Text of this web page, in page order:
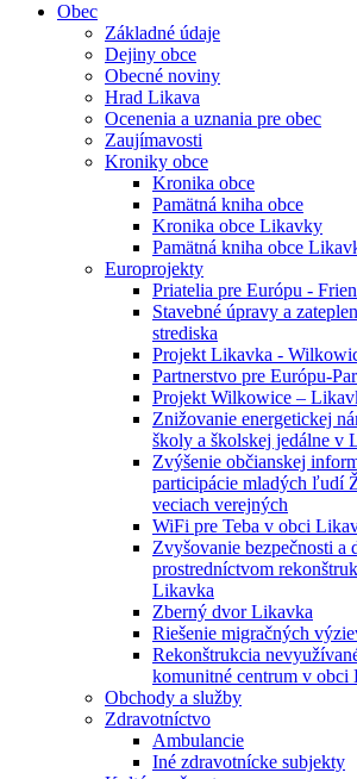
Obec
Základné údaje
Dejiny obce
Obecné noviny
Hrad Likava
Ocenenia a uznania pre obec
Zaujímavosti
Kroniky obce
Kronika obce
Pamätná kniha obce
Kronika obce Likavky
Pamätná kniha obce
Europrojekty
Priatelia pre Európu -
Stavebné úpravy a
strediska
Projekt Likavka -
Partnerstvo pre Európu-
Projekt Wilkowice –
Znižovanie energetickej
školy a školskej jedálne v
Zvýšenie občianskej
participácie mladých ľudí
veciach verejných
WiFi pre Teba v obci
Zvyšovanie bezpečnosti a
prostredníctvom
Likavka
Zberný dvor Likavka
Riešenie migračných
Rekonštrukcia
komunitné centrum v obci
Obchody a služby
Zdravotníctvo
Ambulancie
Iné zdravotnícke subjekty